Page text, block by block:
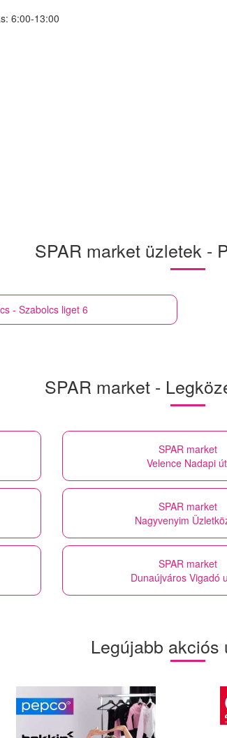
6:00-13:00
SPAR market üzletek -
- Szabolcs liget 6
SPAR market -
SPAR market
Velence Nadapi
SPAR market
Nagyvenyim
SPAR market
Dunaújváros Vigadó
Legújabb akciós